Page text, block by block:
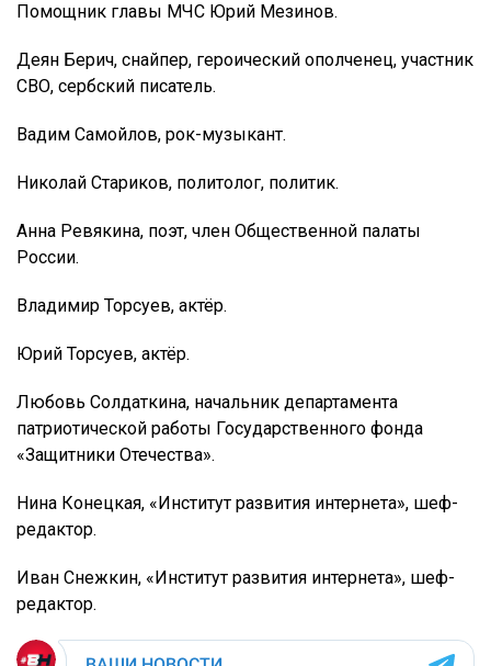
Помощник главы МЧС Юрий Мезинов.
Деян Берич, снайпер, героический ополченец, участник
СВО, сербский писатель.
Вадим Самойлов, рок-музыкант.
Николай Стариков, политолог, политик.
Анна Ревякина, поэт, член Общественной палаты
России.
Владимир Торсуев, актёр.
Юрий Торсуев, актёр.
Любовь Солдаткина, начальник департамента
патриотической работы Государственного фонда
«Защитники Отечества».
Нина Конецкая, «Институт развития интернета», шеф-
редактор.
Иван Снежкин, «Институт развития интернета», шеф-
редактор.